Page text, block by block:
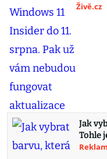
Živě.cz
Jak
Tohle